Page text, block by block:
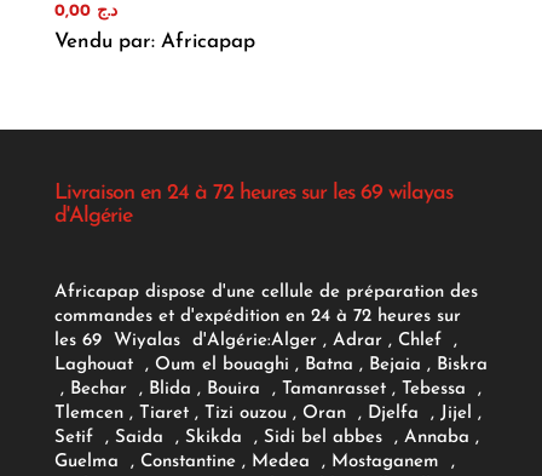
د.ج 0,00
Vendu par: Africapap
Livraison en 24 à 72 heures sur les 69 wilayas
d'Algérie
Africapap dispose d'une cellule de préparation des
commandes et d'expédition en 24 à 72 heures sur
les 69 Wiyalas d'Algérie:Alger , Adrar, Chlef ,
Laghouat , Oum el bouaghi , Batna , Bejaia , Biskra
, Bechar , Blida , Bouira , Tamanrasset , Tebessa ,
Tlemcen , Tiaret , Tizi ouzou , Oran , Djelfa , Jijel ,
Setif , Saida , Skikda , Sidi bel abbes , Annaba ,
Guelma , Constantine , Medea , Mostaganem ,